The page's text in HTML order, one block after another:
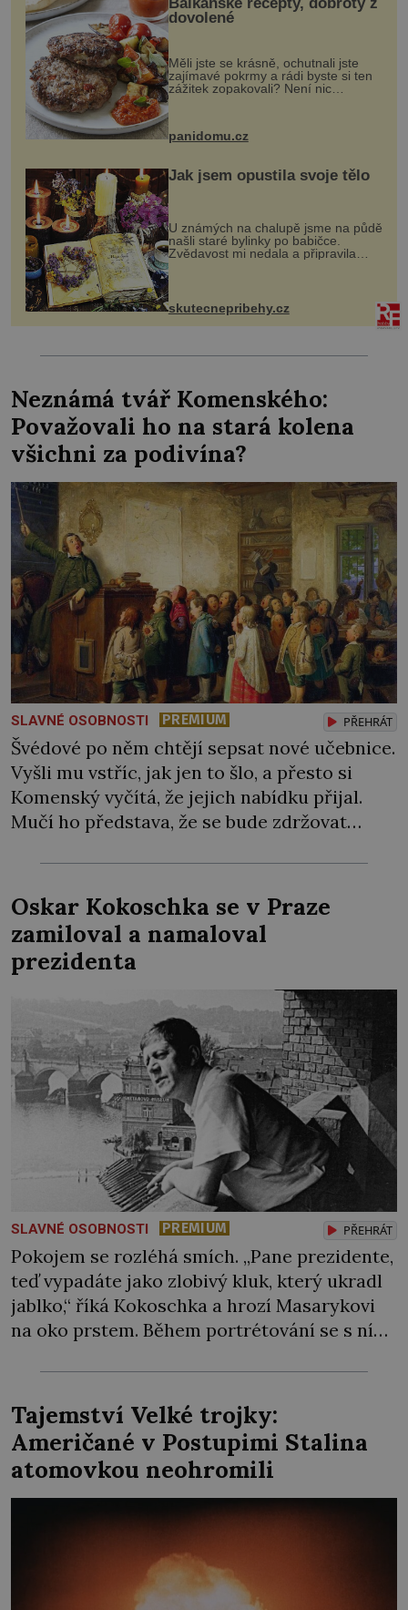
dovolené
Měli jste se krásně, ochutnali jste
zajímavé pokrmy a rádi byste si ten
zážitek zopakovali? Není nic
snazšího. Pljeskavica (10 porcí)
Možná jste ji ochutnali na dovolené v
panidomu.cz
Jak jsem opustila svoje tělo
U známých na chalupě jsme na půdě
našli staré bylinky po babičce.
Zvědavost mi nedala a připravila
jsem si z nich lektvar… Zimní pobyt
na chalupě se pro mě vlastní vinou
změnil v děsivý zážitek, na kt...
skutecnepribehy.cz
Neznámá tvář Komenského:
Považovali ho na stará kolena
všichni za podivína?
SLAVNÉ OSOBNOSTI PREMIUM PŘEHRÁT
Švédové po něm chtějí sepsat nové učebnice.
Vyšli mu vstříc, jak jen to šlo, a přesto si
Komenský vyčítá, že jejich nabídku přijal.
Mučí ho představa, že se bude zdržovat
soustředil na mnohem důležitější úkol – na
nápravu celého světa! Fulnek, městečko u
Opavy. Jan Amos Komenský […]
Oskar Kokoschka se v Praze
zamiloval a namaloval
prezidenta
SLAVNÉ OSOBNOSTI PREMIUM PŘEHRÁT
Pokojem se rozléhá smích. „Pane prezidente,
teď vypadáte jako zlobivý kluk, který ukradl
jablko,“ říká Kokoschka a hrozí Masarykovi
na oko prstem. Během portrétování se s ním
své kávy, kterou lékaři prezidentovi
zakazují. V Praze nezíská rakouský umělec
jen nové přátele, najde zde i osudovou lásku.
K bráně ruského vyslanectví […]
Tajemství Velké trojky:
Američané v Postupimi Stalina
atomovkou neohromili